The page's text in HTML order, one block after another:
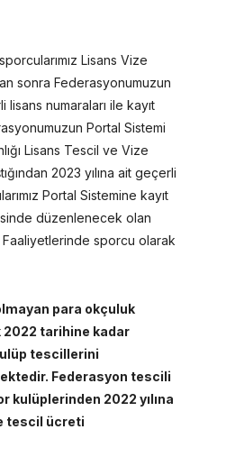
Lisans Vize
sonra Federasyonumuzun
numaraları ile kayıt
Portal Sistemi
Lisans Tescil ve Vize
2023 yılına ait geçerli
Portal Sistemine kayıt
düzenlenecek olan
sporcu olarak
para okçuluk
2022 tarihine kadar
tescillerini
Federasyon tescili
kulüplerinden 2022 yılına
tescil ücreti